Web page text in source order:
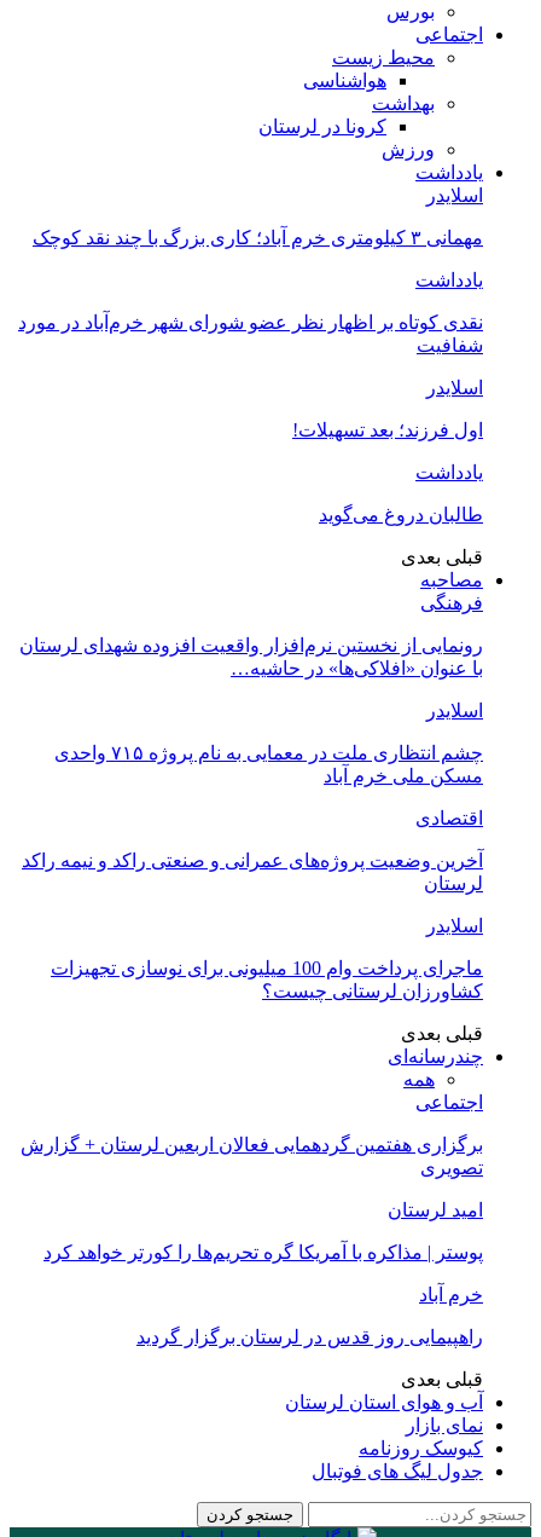
بورس
اجتماعی
محیط زیست
هواشناسی
بهداشت
کرونا در لرستان
ورزش
یادداشت
اسلایدر
مهمانی ۳ کیلومتری خرم آباد؛ کاری بزرگ با چند نقد کوچک
یادداشت
نقدی کوتاه بر اظهار نظر عضو شورای شهر خرم‌آباد در مورد
شفافیت
اسلایدر
اول فرزند؛ بعد تسهیلات!
یادداشت
طالبان دروغ می‌گوید
قبلی بعدی
مصاحبه
فرهنگی
رونمایی از نخستین نرم‌افزار واقعیت افزوده شهدای لرستان
با عنوان «افلاکی‌ها» در حاشیه…
اسلایدر
چشم انتظاری ملت در معمایی به نام پروژه ۷۱۵ واحدی
مسکن ملی خرم آباد
اقتصادی
آخرین وضعیت پروژه‌های عمرانی و صنعتی راکد و نیمه راکد
لرستان
اسلایدر
ماجرای پرداخت وام 100 میلیونی برای نوسازی تجهیزات
کشاورزان لرستانی چیست؟
قبلی بعدی
چندرسانه‌ای
همه
اجتماعی
برگزاری هفتمین گردهمایی فعالان اربعین لرستان + گزارش
تصویری
امید لرستان
پوستر | مذاکره با آمریکا گره تحریم‌ها را کورتر خواهد کرد
خرم آباد
راهپیمایی روز قدس در لرستان برگزار گردید
قبلی بعدی
آب و هوای استان لرستان
نمای بازار
کیوسک روزنامه
جدول لیگ های فوتبال